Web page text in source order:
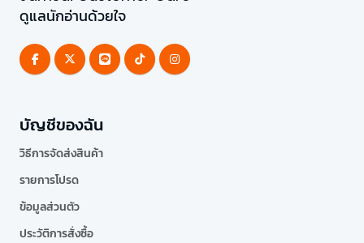
ดูแลนักอ่านด้วยใจ
บัญชีของฉัน
วิธีการจัดส่งสินค้า
รายการโปรด
ข้อมูลส่วนตัว
ประวัติการสั่งซื้อ